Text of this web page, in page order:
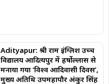
Adityapur: श्री राम इंग्लिश उच्च
विद्यालय आदित्यपुर में हर्षोल्लास से
मनाया गया ‘विश्व आदिवासी दिवस’,
मुख्य अतिथि उपमहापौर अंकुर सिंह